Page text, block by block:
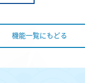
機能一覧にもどる